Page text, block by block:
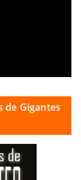
de Gigantes